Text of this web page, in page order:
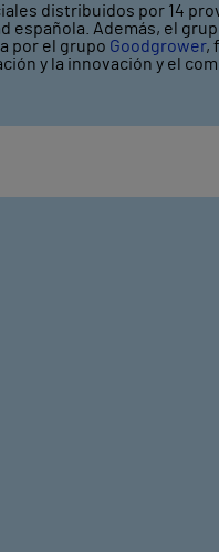
distribuidos por 14
española. Además, el
por el grupo Goodgrower,
y la innovación y el